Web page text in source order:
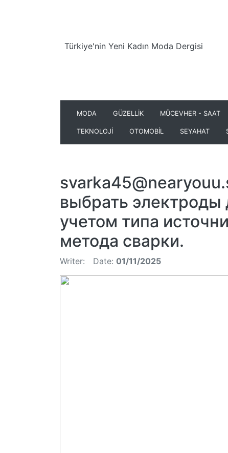
Türkiye'nin Yeni Kadın Moda Dergisi
MODA GÜZELLİK MÜCEVHER - SAAT
TEKNOLOJİ OTOMOBİL SEYAHAT
выбрать электроды
учетом типа
метода сварки.
Writer: Date: 01/11/2025